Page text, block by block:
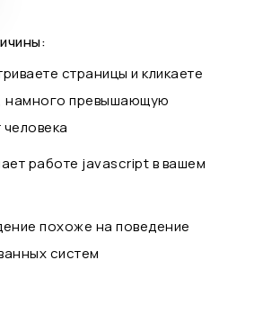
страницы и кликаете
намного превышающую
работе javascript в вашем
похоже на поведение
систем